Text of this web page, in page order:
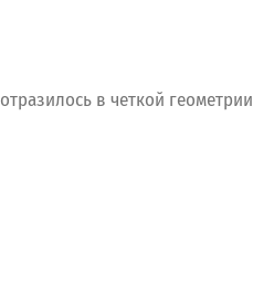
отразилось в четкой геометрии